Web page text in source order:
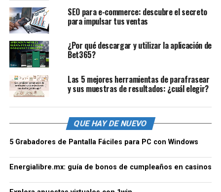
SEO para e-commerce: descubre el secreto
para impulsar tus ventas
¿Por qué descargar y utilizar la aplicación de
Bet365?
Las 5 mejores herramientas de parafrasear
y sus muestras de resultados: ¿cuál elegir?
QUE HAY DE NUEVO
5 Grabadores de Pantalla Fáciles para PC con Windows
Energialibre.mx: guía de bonos de cumpleaños en casinos